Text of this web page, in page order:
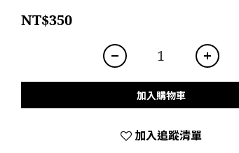
NT$350
加入購物車
加入追蹤清單